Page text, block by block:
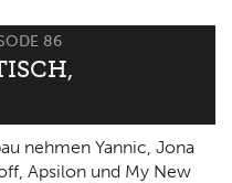
86
nehmen Yannic, Jona
Apsilon und My New